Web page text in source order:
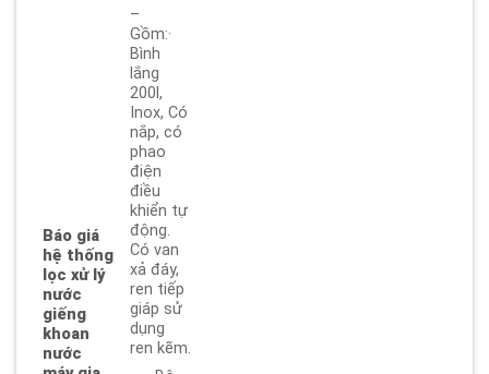
Báo giá
hệ thống
lọc xử lý
nước
giếng
khoan
nước
–
Gồm:·
Bình
lắng
200l,
Inox, Có
nắp, có
phao
điện
điều
khiển tự
động.
Có van
xả đáy,
ren tiếp
giáp sử
dụng
ren kẽm.